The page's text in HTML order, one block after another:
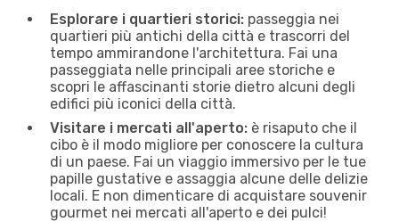
Esplorare i quartieri storici: passeggia nei
quartieri più antichi della città e trascorri del
tempo ammirandone l'architettura. Fai una
passeggiata nelle principali aree storiche e
scopri le affascinanti storie dietro alcuni degli
edifici più iconici della città.
Visitare i mercati all'aperto: è risaputo che il
cibo è il modo migliore per conoscere la cultura
di un paese. Fai un viaggio immersivo per le tue
papille gustative e assaggia alcune delle delizie
locali. E non dimenticare di acquistare souvenir
gourmet nei mercati all'aperto e dei pulci!